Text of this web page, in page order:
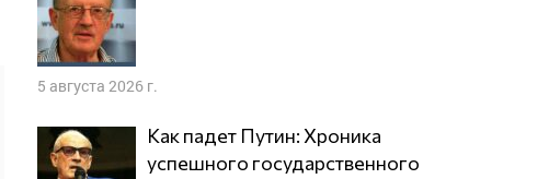
5 августа 2026 г.
Как падет Путин: Хроника
успешного государственного